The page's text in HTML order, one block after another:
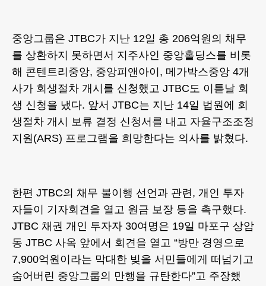
중앙그룹은 JTBC가 지난 12일 총 206억원의 채무
를 상환하지 못하면서 지주사인 중앙홀딩스를 비롯
해 콘텐트리중앙, 중앙피앤아이, 메가박스중앙 4개
사가 회생절차 개시를 신청했고 JTBC도 이튿날 회
생 신청을 냈다. 앞서 JTBC는 지난 14일 법원에 회
생절차 개시 보류 결정 신청서를 내고 자율구조조정
지원(ARS) 프로그램을 희망한다는 의사를 밝혔다.
한편 JTBC의 채무 불이행 선언과 관련, 개인 투자
자들이 기자회견을 열고 원금 보장 등을 촉구했다.
JTBC 채권 개인 투자자 30여명은 19일 마포구 상암
동 JTBC 사옥 앞에서 회견을 열고 “방만 경영으로
7,900억원이라는 막대한 빚을 서민들에게 떠넘기고
숨어버린 중앙그룹의 만행을 규탄한다”고 주장했